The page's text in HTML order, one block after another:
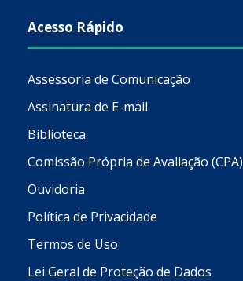
Acesso Rápido
Assessoria de Comunicação
Assinatura de E-mail
Biblioteca
Comissão Própria de Avaliação (CPA)
Ouvidoria
Política de Privacidade
Termos de Uso
Lei Geral de Proteção de Dados